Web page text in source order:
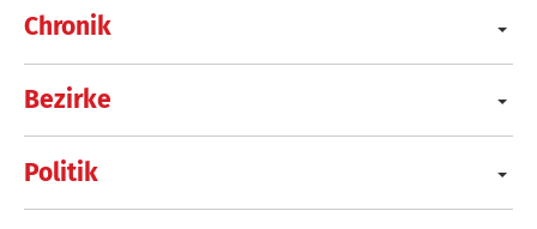
Chronik
Bezirke
Politik